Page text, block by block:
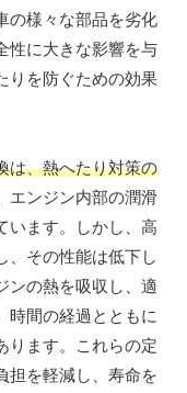
の様々な部品を劣化
性に大きな影響を与
りを防ぐための効果
は、熱へたり対策の
エンジン内部の潤滑
います。しかし、高
、その性能は低下し
ンの熱を吸収し、適
時間の経過とともに
ります。これらの定
担を軽減し、寿命を